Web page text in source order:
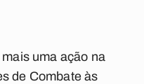
uma ação na
de Combate às